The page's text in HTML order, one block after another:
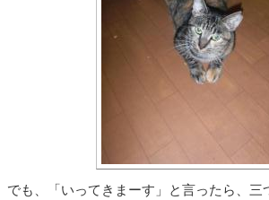
でも、「いってきまーす」と言ったら、三